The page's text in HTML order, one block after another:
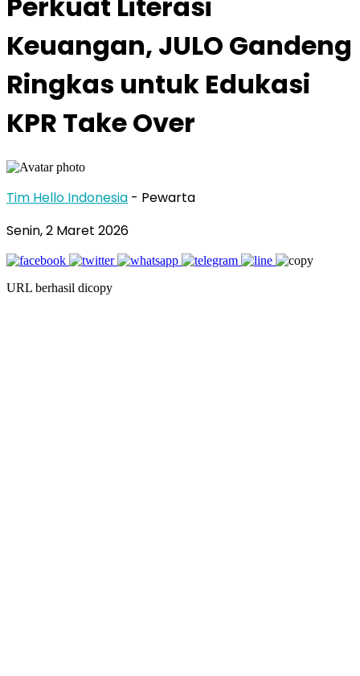
Keuangan, JULO Gandeng
Ringkas untuk Edukasi
KPR Take Over
Tim Hello Indonesia - Pewarta
Senin, 2 Maret 2026
URL berhasil dicopy